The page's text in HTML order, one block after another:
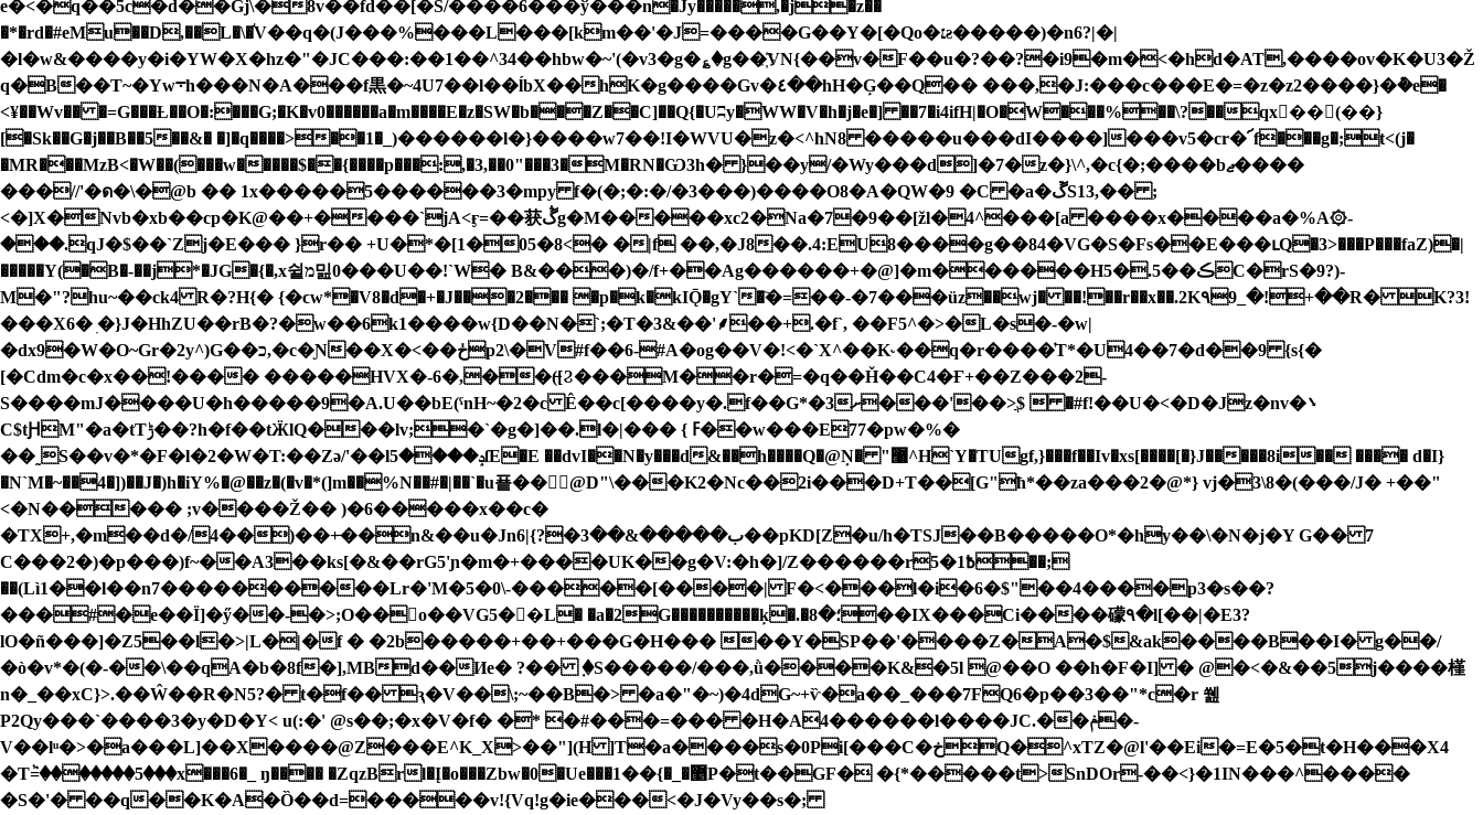
e�<�q��5c�d��Gj\�8v��fd��[�S/����6���ў���n�Jy�����,�j�z��
�*�rd�#eMu��D,��L�\�֬V��q�(J���%���L���[km��'�J=����G��Y�[�Qo�׆ƨ�����)�n6?|�|
�l�w&����y�i�YW�X�hz�"�JC���:��1��^34��hbw�~'(�v3�g�؏�g��҉VN{��v�F��u�?��?�i9�m�<�hd�AT,����ov�K�U3�Ž
q�B��T~�Yw܋h���N�A���f黒�~4U7��l��ĺbX��hK�g����Gv�٤��hH�Ģ��Q�� ���,�J:���c���E�=�z�z2����}�݊�e�
<¥��Wv�� �=G���Ƚ��O�:���G;�K�v0������a�m����E�z�SW�b���Z��C]��Q{�Uʭy�WW�V�h�j�e�] ��7�i4ifH|�O�W���%��\?��qx񢠟��(��}
[�Sk��G�j��B��5��&� �]�q����>��1�_)������l�}����w7��!I�WVU�z�<^hN8 �����u���dI����]���v5�cr�՜f���g�;t<(j�
�MR���MzB<�W��(���w�����$��{����p���:,�3,��0"���3�M�RN�Ѡ3h� }��y/�Wy���d]�7�z�}\^,�c{�;����bޖ����
���//'�ด�\�@b �� 1x�����5������3�mpy f�(�;�:�/�3���)����O8�A�QW�9 �C �a�ڱS13,�� ;
<�]X�Nvb�xb��cp�K@��+����`jA<ӻ=��获ڴg�M�����xc2�Na�7�9��[žl�4^���[a ����x����a�%A۞-
���.qJ�$��`Zj�E��� }r�� +U�*�[1�05�8<� �|f ��,�J8��.4:EU8����g��84�VG�S�Fs��E���ւQ�3>���P���faZ)�|
�����Y(�B�-��j*�JG�{�,x슅מ밆0���U��!`W� B&���)�/f+��Ag������+�@]�m������H5�.5��ڪC�rS�9?)-
M�"?hu~��ck4 R�?H{� {�ϲw*�V8�d�+�J���2��� �p�k�kIǬ�gY`�҇�=��-�7���üz��wj� ��!��r��x��.2K٩9_�!+��R� K?3!
���X6� ׅ�}J�HhZU��rB�?�w��6k1����w{D��N�`;�T�3&��'⸙��+.�f`, ��F5^�>�L�s�-�w|
�dx9�W�O~Gr�2y^)G��כ,�c�Ɲ��X�<��ڂp2\�V#f��6-#A�og��V�!<�`X^��K˞��q�r����̇T*�U4��7�d��9 {s{�
[�Cdm�c�x��!���� �����HVX�-6�,��(̶[Ϩ���M��r�=�q��Ȟ��C4�Ғ+��Z���2-
S����mJ����U�h�����9�A.U��bE(ˤnH~�2�c Ê��c[����y�.f��G*�3ށ���'��>ֲ$  �#f!��U�<�D�Jz�nv�܌
C$tԨM"�a�tTݱ��?h�f��tӜlQ���lv;�`�g�]��.l�|��� { ߓ��w���E77�pw�%�
��˷S��v�*�F�l�2�W�T:��Zә/'��lݚ����5ſE�E ��dvI��N�y���d&��h����Q�@Ņ� "޸^H`Y�TUgf,}���f��Iv�xs[����[�}J�����8i�� ���� d�I}
�N`M�~��4�])��J�)h�iY%�@��z�(�v�*(]m��%N��#�|��`�u푵��ڬۭ@D"\���K2�Nc��2i���D+T��[G"ћ*��za���2�@*} vj�3\8�(���/J� +��"
<�N����� ;v����Ž�� )�6�����x��c�
�TX+,�m��d�/4��)��+̶��n&��u�Jnب�����&��3�?}|6��pKD[Z�u/h�TSJ��B�����O*�hy��\�N�j�Y G�� 7
C���2�)�p���)f~��A3��ks[�&��rG5'ɲ�m�+����UK��g�V:�h�]/Z������r5�1߿��;
��(Lì1��l��n7����������Lr�'M�5�0\-�����[����| F�<���l�i�6�$"��4����p3�s��?
���#�e��Ï]�ӳ��-�>;O��o��VG5�񨇡�L� �a�2G����������ķ�.�؛�8��IX���Ci����礞٩�l[��|�E3?
lO�ñ���]�Z5��l�>|L�|�f � �2b�����+��+���G�H��� ��Y�SP��'����Z�A�$&ak����B��I� g��/
�ò�v*�(�-��\��qA�b�8f�],MBd��Иe� ?�� ٜ �S�����/���,ǜ����K&�5l @��O ��h�F�I] � @�<�&��5j����槿
n�_��xC}>.��Ŵ��R�N5?� t�f�� ԇ�V��\;~��B�> �a�"�~)�4dG~+ѷ�a��_���7FQ6�p��3��"*c�r 쒪
P2Qy���`����3�y�D�Y< u(:�' @s��;�x�V�f� �* �#���=��� �H�A4������l����JC.��ݥ�-
V��lͧ�>�a���L]��X����@Z���E^K_X>��"](H ]T�a����s�0Pi[���C�خQ�^xTZ�@l'��Ei�=E�5�t�H���X4
�Tٞ=�������5���x���6�_ ŋ���� �ZqzBrl�Į�o���Zbw�0�Ue���޵�_�}��1P�t��GF� �{*�����t>SnDOr-��<}�1IN���^����
�S�'� ��q��K�A�Ȍ��d=�����v!{Vq!g�ie���<�J�Vy��s�;